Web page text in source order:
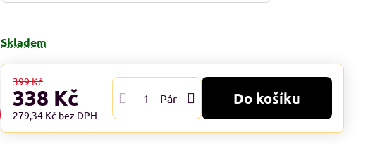
Skladem
399 Kč
338 Kč
279,34 Kč bez DPH
Pár Do košíku